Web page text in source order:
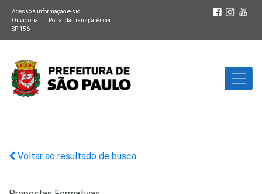
Acesso à informação e-sic
Ouvidoria
Portal da Transparência
SP 156
Voltar ao resultado de busca